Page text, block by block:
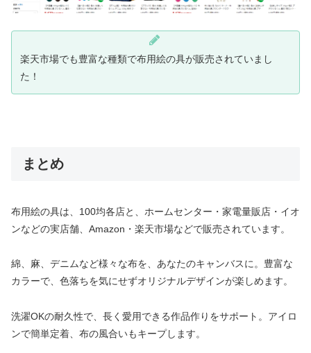
楽天市場でも豊富な種類で布用絵の具が販売されていまし
た！
まとめ
布用絵の具は、100均各店と、ホームセンター・家電量販店・イオ
ンなどの実店舗、Amazon・楽天市場などで販売されています。
綿、麻、デニムなど様々な布を、あなたのキャンバスに。豊富な
カラーで、色落ちを気にせずオリジナルデザインが楽しめます。
洗濯OKの耐久性で、長く愛用できる作品作りをサポート。アイロ
ンで簡単定着、布の風合いもキープします。